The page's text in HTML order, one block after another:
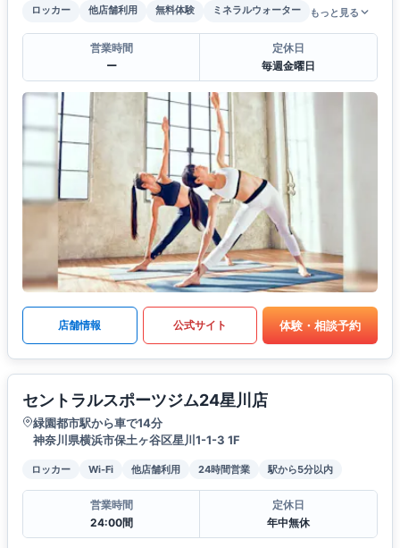
ロッカー
他店舗利用 無料体験 ミネラルウォーター もっと見る
営業時間
ー
定休日
毎週金曜日
店舗情報 公式サイト 体験・相談予約
セントラルスポーツジム24星川店
緑園都市駅から車で14分
神奈川県横浜市保土ヶ谷区星川1-1-3 1F
ロッカー Wi-Fi 他店舗利用 24時間営業 駅から5分以内
営業時間
24:00間
定休日
年中無休